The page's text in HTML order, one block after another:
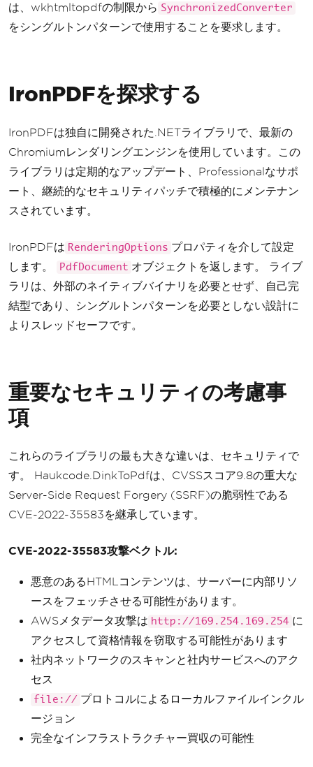
は、wkhtmltopdfの制限から SynchronizedConverter
をシングルトンパターンで使用することを要求します。
IronPDFを探求する
IronPDFは独自に開発された.NETライブラリで、最新の
Chromiumレンダリングエンジンを使用しています。この
ライブラリは定期的なアップデート、Professionalなサポ
ート、継続的なセキュリティパッチで積極的にメンテナン
スされています。
IronPDFは RenderingOptions プロパティを介して設定
します。
PdfDocument オブジェクトを返します。 ライブ
ラリは、外部のネイティブバイナリを必要とせず、自己完
結型であり、シングルトンパターンを必要としない設計に
よりスレッドセーフです。
重要なセキュリティの考慮事
項
これらのライブラリの最も大きな違いは、セキュリティで
す。 Haukcode.DinkToPdfは、CVSSスコア9.8の重大な
Server-Side Request Forgery (SSRF)の脆弱性である
CVE-2022-35583を継承しています。
CVE-2022-35583攻撃ベクトル:
悪意のあるHTMLコンテンツは、サーバーに内部リソ
ースをフェッチさせる可能性があります。
AWSメタデータ攻撃は http://169.254.169.254 に
アクセスして資格情報を窃取する可能性があります
社内ネットワークのスキャンと社内サービスへのアク
セス
file:// プロトコルによるローカルファイルインクル
ージョン
完全なインフラストラクチャー買収の可能性